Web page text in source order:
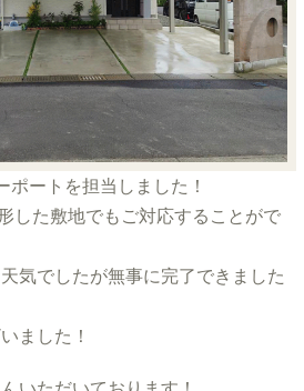
ポートを担当しました！
した敷地でもご対応することがで
気でしたが無事に完了できました
ました！